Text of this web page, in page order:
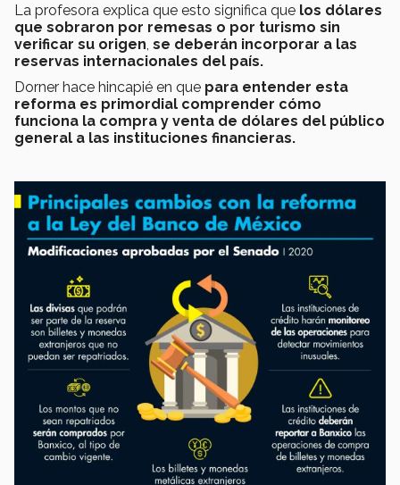
La profesora explica que esto significa que los dólares
que sobraron por remesas o por turismo sin
verificar su origen se deberán incorporar a las
reservas internacionales del país.
Dorner hace hincapié en que para entender esta
reforma es primordial comprender cómo
funciona la compra y venta de dólares del público
general a las instituciones financieras.